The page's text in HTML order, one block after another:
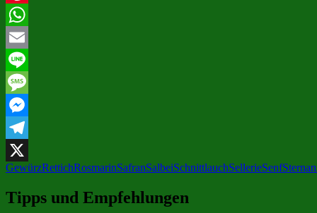
Pinterest
WhatsApp
Email
Line
Message
Messenger
Telegram
X
GewürzRettichRosmarinSafranSalbeiSchnittlauchSellerieSenf
Tipps und Empfehlungen